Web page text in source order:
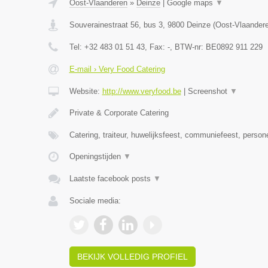
Oost-Vlaanderen» Deinze| Google maps ▼
Souverainestraat 56, bus 3, 9800 Deinze(Oost-
Tel: +32 483 01 51 43, Fax: -, BTW-nr: BE0892 911 229
E-mail › Very Food Catering
Website: http://www.veryfood.be| Screenshot ▼
Private & Corporate Catering
Catering, traiteur, huwelijksfeest, communiefeest,
Openingstijden ▼
Laatste facebook posts ▼
Sociale media:
BEKIJK VOLLEDIG PROFIEL